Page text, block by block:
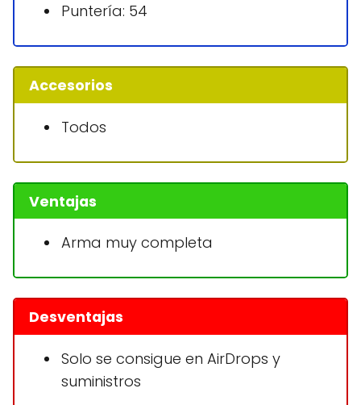
Puntería: 54
Accesorios
Todos
Ventajas
Arma muy completa
Desventajas
Solo se consigue en AirDrops y
suministros